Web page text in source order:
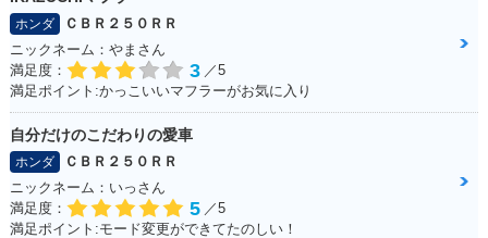
ホンダ
ＣＢＲ２５０ＲＲ
ニックネーム：やまさん
満足度：
3 ／5
満足ポイント:かっこいいマフラーがお気に入り
自分だけのこだわりの愛車
ホンダ
ＣＢＲ２５０ＲＲ
ニックネーム：いっさん
満足度：
5 ／5
満足ポイント:モード変更ができてたのしい！